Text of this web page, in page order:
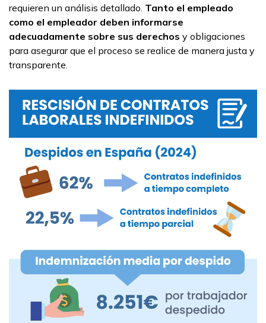
requieren un análisis detallado. Tanto el empleado
como el empleador deben informarse
adecuadamente sobre sus derechos y obligaciones
para asegurar que el proceso se realice de manera justa y
transparente.